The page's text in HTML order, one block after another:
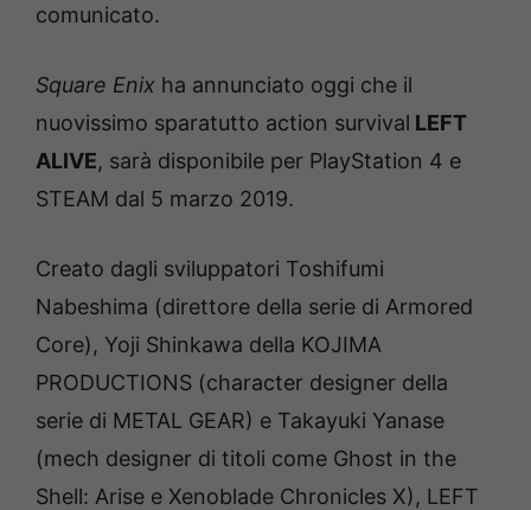
comunicato.
Square Enix ha annunciato oggi che il
nuovissimo sparatutto action survival LEFT
ALIVE, sarà disponibile per PlayStation 4 e
STEAM dal 5 marzo 2019.
Creato dagli sviluppatori Toshifumi
Nabeshima (direttore della serie di Armored
Core), Yoji Shinkawa della KOJIMA
PRODUCTIONS (character designer della
serie di METAL GEAR) e Takayuki Yanase
(mech designer di titoli come Ghost in the
Shell: Arise e Xenoblade Chronicles X), LEFT